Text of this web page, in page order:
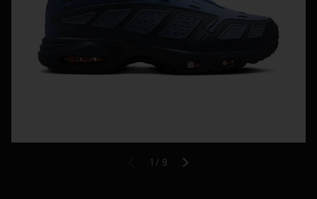
ANTERIOR
1 / de
9 SIGUIENTE